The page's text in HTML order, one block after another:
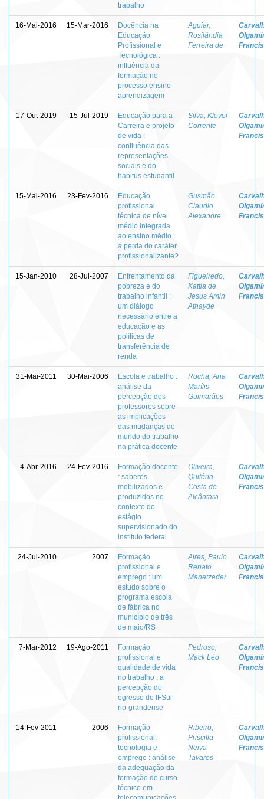
trabalho
16-Mai-2016 15-Mar-2016
Docência na
Educação
Profissional e
Tecnológica :
influência da
formação no
processo ensino-
aprendizagem
Aguiar,
Rosilândia
Ferreira de
17-Out-2019 15-Jul-2019
Educação para a
Carreira e projeto
de vida :
confluência das
representações
sociais e do
habitus estudantil
Silva, Klever
Corrente
15-Mai-2016 23-Fev-2016
Educação
profissional
técnica de nível
médio integrada
ao ensino médio :
a perda do caráter
profissionalizante?
Gusmão,
Claudio
Alexandre
15-Jan-2010 28-Jul-2007
Enfrentamento da
pobreza e do
trabalho infantil :
um diálogo
necessário entre a
educação e as
políticas de
transferência de
renda
Figueiredo,
Kattia de
Jesus Amin
Athayde
31-Mai-2011 30-Mai-2006
Escola e trabalho :
análise da
percepção dos
professores sobre
as implicações
das mudanças do
mundo do trabalho
na prática docente
Rocha, Ana
Marílis
Guimarães
4-Abr-2016 24-Fev-2016
Formação docente
: saberes
mobilizados e
produzidos no
contexto do
estágio
supervisionado do
instituto federal
Oliveira,
Quitéria
Costa de
Alcântara
24-Jul-2010 2007
Formação
profissional e
emprego : um
estudo sobre o
programa escola
de fábrica no
município de três
de maio/RS
Aires, Paulo
Renato
Manetzeder
7-Mar-2012 19-Ago-2011
Formação
profissional e
qualidade de vida
no trabalho : a
percepção do
egresso do IFSul-
rio-grandense
Pedroso,
Mack Léo
14-Fev-2011 2006
Formação
profissional,
tecnologia e
emprego : análise
da adequação da
formação do curso
técnico em
Ribeiro,
Priscilla
Neiva
Tavares